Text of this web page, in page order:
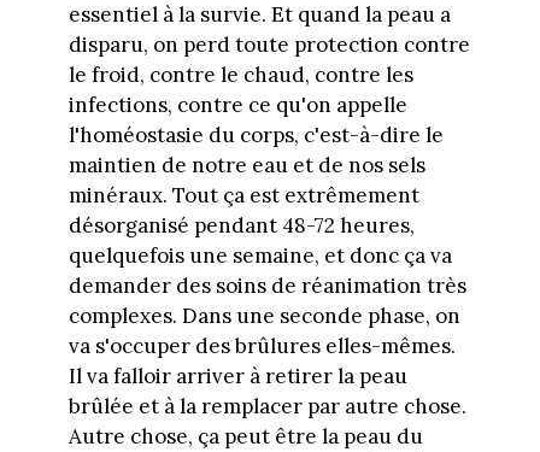
essentiel à la survie. Et quand la peau a
disparu, on perd toute protection contre
le froid, contre le chaud, contre les
infections, contre ce qu'on appelle
l'homéostasie du corps, c'est-à-dire le
maintien de notre eau et de nos sels
minéraux. Tout ça est extrêmement
désorganisé pendant 48-72 heures,
quelquefois une semaine, et donc ça va
demander des soins de réanimation très
complexes. Dans une seconde phase, on
va s'occuper des brûlures elles-mêmes.
Il va falloir arriver à retirer la peau
brûlée et à la remplacer par autre chose.
Autre chose, ça peut être la peau du